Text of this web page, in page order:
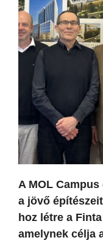
A MOL
a jövő
hoz létre a
amelynek célja